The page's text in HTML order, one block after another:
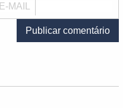
E-MAIL